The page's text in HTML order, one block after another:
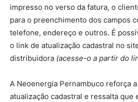
impresso no verso da fatura, o
para o preenchimento dos campos
telefone, endereço e outros. É
o link de atualização cadastral no
distribuidora (acesse-o a partir do
A Neoenergia Pernambuco reforça
atualização cadastral e ressalta que